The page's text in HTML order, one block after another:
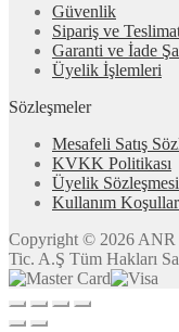
Güvenlik
Sipariş ve
Garanti ve İade
Üyelik İşlemleri
Sözleşmeler
Mesafeli Satış
KVKK Politikası
Üyelik Sözleşmesi
Kullanım
Copyright © 2026 ANR
Tic. A.Ş Tüm Hakları